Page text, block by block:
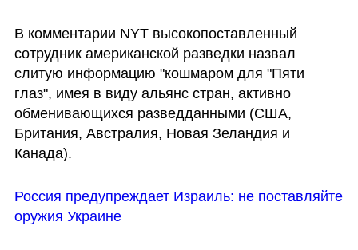
В комментарии NYT высокопоставленный
сотрудник американской разведки назвал
слитую информацию "кошмаром для "Пяти
глаз", имея в виду альянс стран, активно
обменивающихся разведданными (США,
Британия, Австралия, Новая Зеландия и
Канада).
Россия предупреждает Израиль: не поставляйте
оружия Украине